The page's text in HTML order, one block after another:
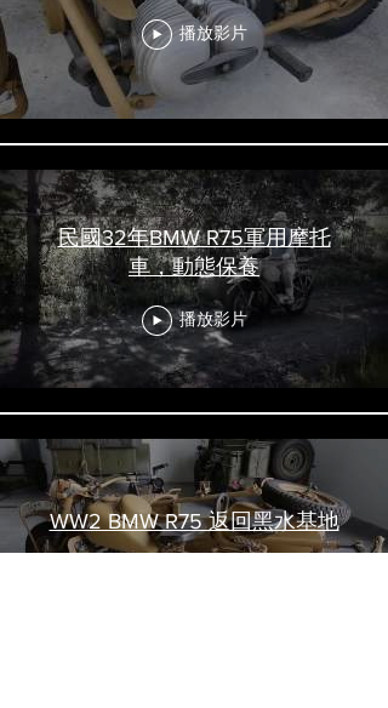
播放影片
民國32年BMW R75軍用摩托
車，動態保養
播放影片
WW2 BMW R75 返回黑水基地